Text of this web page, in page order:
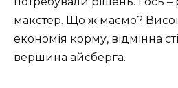
макстер. Що ж маємо?
економія корму, відмінна
вершина айсберга.